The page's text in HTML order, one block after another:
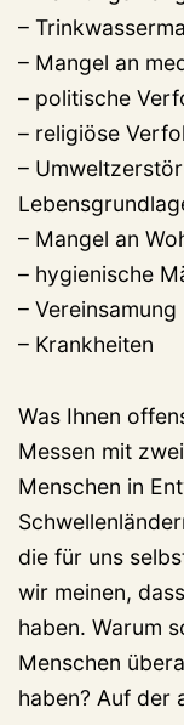
–
– Mangel an
– politische
– religiöse
–
– Mangel an
– hygienische
– Vereinsamung
– Krankheiten
Was Ihnen
Messen mit
Menschen in
die für uns
wir meinen,
haben. Warum
Menschen
haben? Auf der